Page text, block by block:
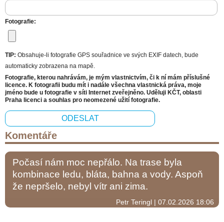
Fotografie:
TIP: Obsahuje-li fotografie GPS souřadnice ve svých EXIF datech, bude
automaticky zobrazena na mapě.
Fotografie, kterou nahrávám, je mým vlastnictvím, či k ní mám příslušné
licence. K fotografii budu mít i nadále všechna vlastnická práva, moje
jméno bude u fotografie v síti Internet zveřejněno. Uděluji KČT, oblasti
Praha licenci a souhlas pro neomezené užití fotografie.
Komentáře
Počasí nám moc nepřálo. Na trase byla
kombinace ledu, bláta, bahna a vody. Aspoň
že nepršelo, nebyl vítr ani zima.
Petr Teringl | 07.02.2026 18:06